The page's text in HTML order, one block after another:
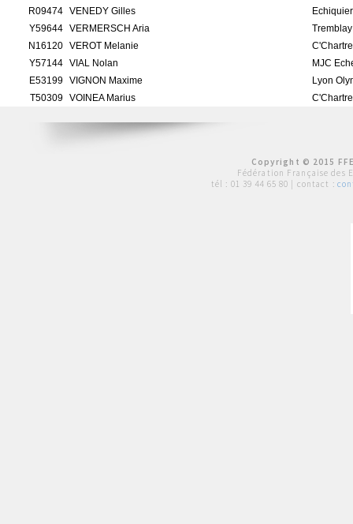
R09474 VENEDY Gilles
Y59644 VERMERSCH Aria
N16120 VEROT Melanie
Y57144 VIAL Nolan
MJC
E53199 VIGNON Maxime
Lyon
T50309 VOINEA Marius
Copyright © 2015
Fédération Française des
tél : 01 39 44 65 80 | contact :